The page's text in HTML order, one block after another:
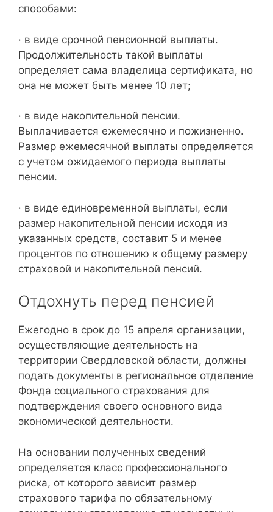
способами:
· в виде срочной пенсионной выплаты.
Продолжительность такой выплаты
определяет сама владелица сертификата, но
она не может быть менее 10 лет;
· в виде накопительной пенсии.
Выплачивается ежемесячно и пожизненно.
Размер ежемесячной выплаты определяется
с учетом ожидаемого периода выплаты
пенсии.
· в виде единовременной выплаты, если
размер накопительной пенсии исходя из
указанных средств, составит 5 и менее
процентов по отношению к общему размеру
страховой и накопительной пенсий.
Отдохнуть перед пенсией
Ежегодно в срок до 15 апреля организации,
осуществляющие деятельность на
территории Свердловской области, должны
подать документы в региональное отделение
Фонда социального страхования для
подтверждения своего основного вида
экономической деятельности.
На основании полученных сведений
определяется класс профессионального
риска, от которого зависит размер
страхового тарифа по обязательному